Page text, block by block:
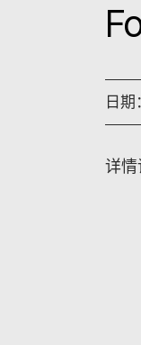
日期
详情